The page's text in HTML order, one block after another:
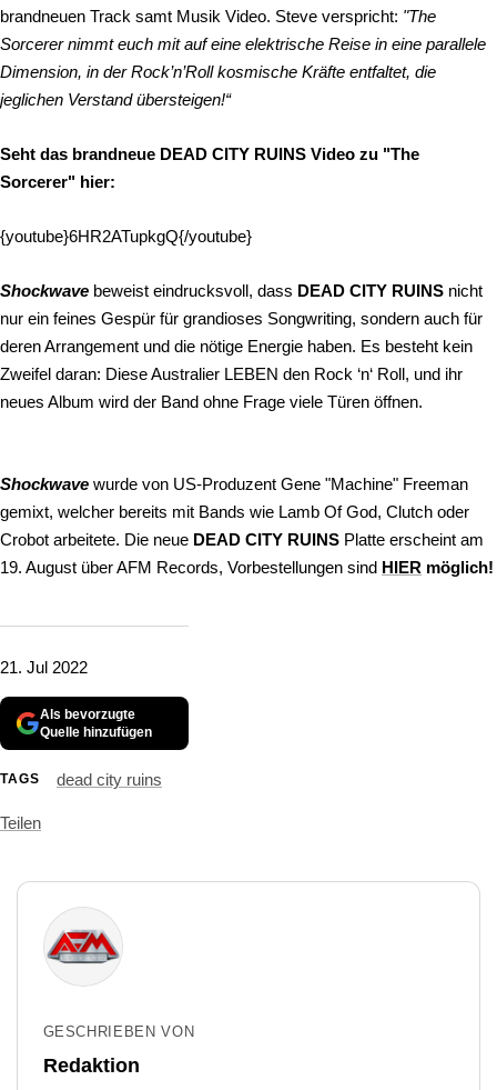
21. Jul 2022
Als bevorzugte
Quelle hinzufügen
TAGS dead city ruins
Teilen
brandneuen Track samt Musik Video. Steve verspricht: "The
Sorcerer nimmt euch mit auf eine elektrische Reise in eine parallele
Dimension, in der Rock’n’Roll kosmische Kräfte entfaltet, die
jeglichen Verstand übersteigen!“
Seht das brandneue DEAD CITY RUINS Video zu "The
Sorcerer" hier:
{youtube}6HR2ATupkgQ{/youtube}
Shockwave beweist eindrucksvoll, dass DEAD CITY RUINS nicht
nur ein feines Gespür für grandioses Songwriting, sondern auch für
deren Arrangement und die nötige Energie haben. Es besteht kein
Zweifel daran: Diese Australier LEBEN den Rock ‘n‘ Roll, und ihr
neues Album wird der Band ohne Frage viele Türen öffnen.
Shockwave wurde von US-Produzent Gene "Machine" Freeman
gemixt, welcher bereits mit Bands wie Lamb Of God, Clutch oder
Crobot arbeitete. Die neue DEAD CITY RUINS Platte erscheint am
19. August über AFM Records, Vorbestellungen sind HIER möglich!
GESCHRIEBEN VON
Redaktion